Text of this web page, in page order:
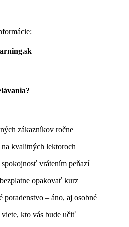
zákazníkov ročne
na kvalitných lektoroch
spokojnosť vrátením peňazí
opakovať kurz
poradenstvo – áno, aj osobné
viete, kto vás bude učiť